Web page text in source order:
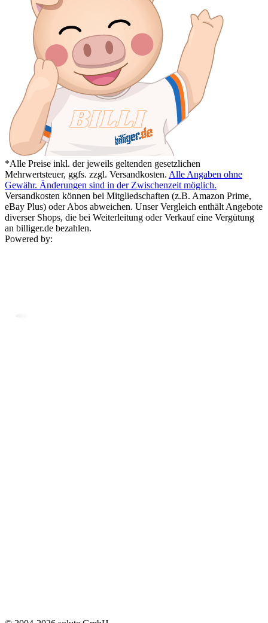
*Alle Preise inkl. der jeweils geltenden gesetzlichen
Mehrwertsteuer, ggfs. zzgl. Versandkosten. Alle Angaben ohne
Gewähr. Änderungen sind in der Zwischenzeit möglich.
Versandkosten können bei Mitgliedschaften (z.B. Amazon Prime,
eBay Plus) oder Abos abweichen. Unser Vergleich enthält Angebote
diverser Shops, die bei Weiterleitung oder Verkauf eine Vergütung
an billiger.de bezahlen.
Powered by: